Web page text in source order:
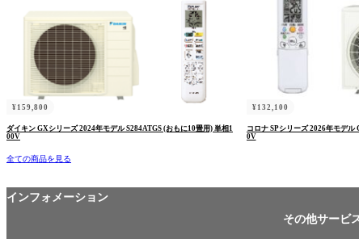
¥ 159,800
ダイキン GXシリーズ 2024年モデル S284ATGS (おもに10畳用) 単相1
00V
¥ 132,100
コロナ SPシリーズ 2026年モデル
0V
全ての商品を見る
インフォメーション
その他サービ